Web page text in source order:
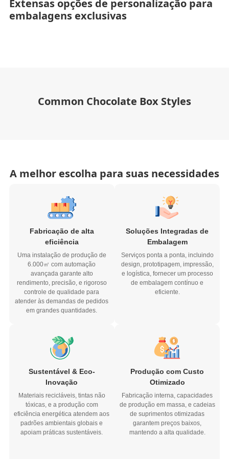
Extensas opções de personalização para
embalagens exclusivas
Common Chocolate Box Styles
A melhor escolha para suas necessidades
Fabricação de alta
eficiência
Uma instalação de produção de
6.000㎡ com automação
avançada garante alto
rendimento, precisão, e rigoroso
controle de qualidade para
atender às demandas de pedidos
em grandes quantidades.
Soluções Integradas de
Embalagem
Serviços ponta a ponta, incluindo
design, prototipagem, impressão,
e logística, fornecer um processo
de embalagem contínuo e
eficiente.
Sustentável & Eco-
Inovação
Materiais recicláveis, tintas não
tóxicas, e a produção com
eficiência energética atendem aos
padrões ambientais globais e
apoiam práticas sustentáveis.
Produção com Custo
Otimizado
Fabricação interna, capacidades
de produção em massa, e cadeias
de suprimentos otimizadas
garantem preços baixos,
mantendo a alta qualidade.